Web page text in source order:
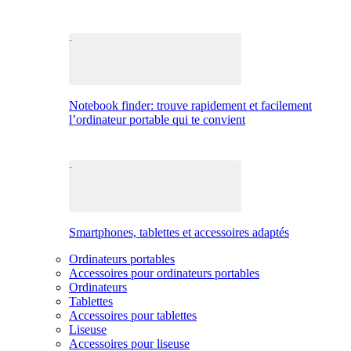
Notebook finder: trouve rapidement et facilement
l’ordinateur portable qui te convient
Smartphones, tablettes et accessoires adaptés
Ordinateurs portables
Accessoires pour ordinateurs portables
Ordinateurs
Tablettes
Accessoires pour tablettes
Liseuse
Accessoires pour liseuse